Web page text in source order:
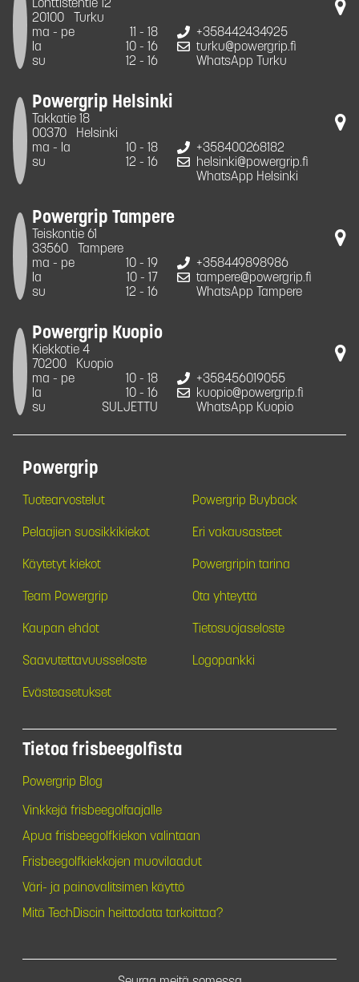
Lonttistentie 12
20100
Turku
ma - pe
11 - 18
la
10 - 16
su
12 - 16
+358442434925
turku@powergrip.fi
WhatsApp Turku
Powergrip Helsinki
Takkatie 18
00370
Helsinki
ma - la
10 - 18
su
12 - 16
+358400268182
helsinki@powergrip.fi
WhatsApp Helsinki
Powergrip Tampere
Teiskontie 61
33560
Tampere
ma - pe
10 - 19
la
10 - 17
su
12 - 16
+358449898986
tampere@powergrip.fi
WhatsApp Tampere
Powergrip Kuopio
Kiekkotie 4
70200
Kuopio
ma - pe
10 - 18
la
10 - 16
su
SULJETTU
+358456019055
kuopio@powergrip.fi
WhatsApp Kuopio
Powergrip
Tuotearvostelut Powergrip Buyback
Pelaajien suosikkikiekot Eri vakausasteet
Käytetyt kiekot Powergripin tarina
Team Powergrip Ota yhteyttä
Kaupan ehdot Tietosuojaseloste
Saavutettavuusseloste Logopankki
Evästeasetukset
Tietoa frisbeegolfista
Powergrip Blog
Vinkkejä frisbeegolfaajalle
Apua frisbeegolfkiekon valintaan
Frisbeegolfkiekkojen muovilaadut
Väri- ja painovalitsimen käyttö
Mitä TechDiscin heittodata tarkoittaa?